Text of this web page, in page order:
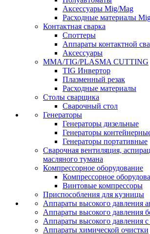
Аксессуары Mig/Mag
Расходные материалы
Контактная сварка
Споттеры
Аппараты контактной
Аксессуары
MMA/TIG/PLASMA CUTTING
TIG Инвертор
Плазменный резак
Расходные материалы
Столы сварщика
Сварочный стол
Генераторы
Генераторы дизельные
Генераторы
Генераторы портативные
Сварочная вентиляция,
масляного тумана
Компрессорное оборудование
Компрессорное
Винтовые компрессоры
Приспособления для кузницы
Аппараты высокого давления
Аппараты высокого давления
Аппараты высокого давления
Аппараты химической очистки